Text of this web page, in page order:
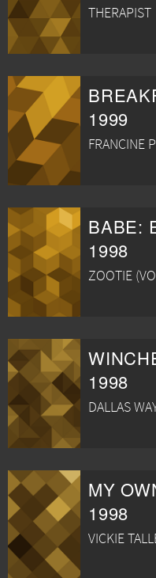
THERAPIST
1999
FRANCINE
1998
ZOOTIE
1998
DALLAS
MY
1998
VICKIE